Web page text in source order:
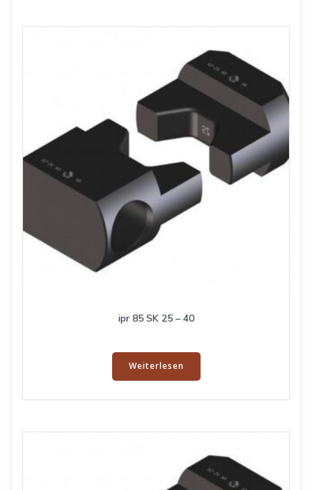
ipr 85 SK 25 – 40
Weiterlesen